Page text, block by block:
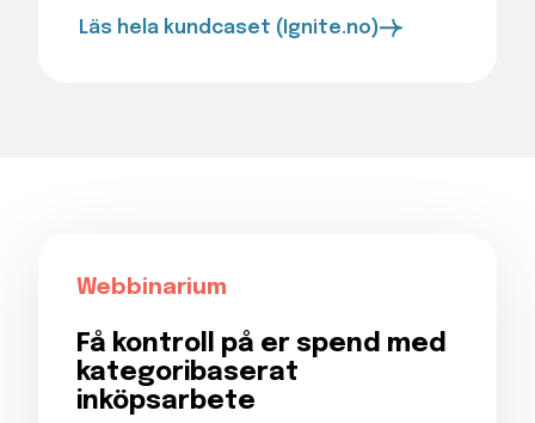
Läs hela kundcaset (Ignite.no)
Webbinarium
Få kontroll på er spend med
kategoribaserat
inköpsarbete